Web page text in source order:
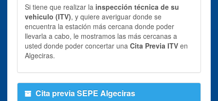
Si tiene que realizar la inspección técnica de su
vehiculo (ITV), y quiere averiguar donde se
encuentra la estación más cercana donde poder
llevarla a cabo, le mostramos las más cercanas a
usted donde poder concertar una Cita Previa ITV en
Algeciras.
Cita previa SEPE Algeciras